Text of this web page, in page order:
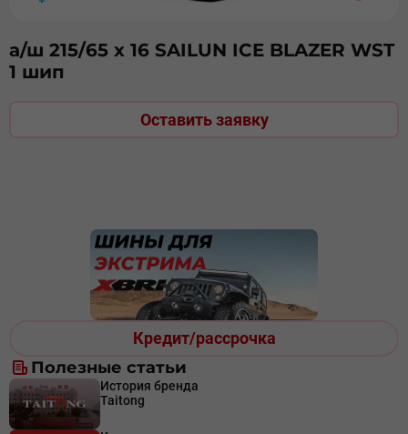
Кредит/рассрочка
Полезные статьи
История бренда
Taitong
а/ш 215/65 х 16 SAILUN ICE BLAZER WST
1 шип
Оставить заявку